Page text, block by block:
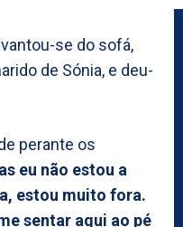
se do sofá,
de Sónia, e deu-
perante os
eu não estou a
estou muito fora.
sentar aqui ao pé